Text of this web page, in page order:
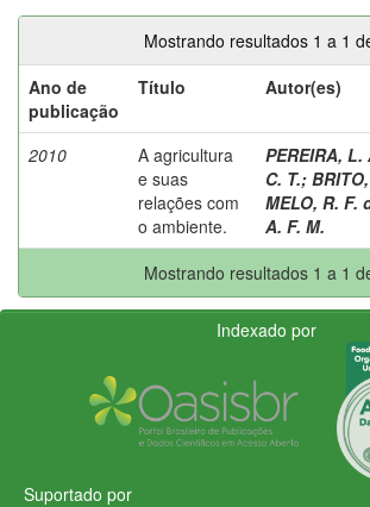
Mostrando resultados 1 a 1
Ano de
publicação
Título Autor(es)
2010
A agricultura
e suas
relações com
o ambiente.
PEREIRA, L.
C. T.;
MELO, R. F.
A. F. M.
Mostrando resultados 1 a 1
Indexado por
Suportado por